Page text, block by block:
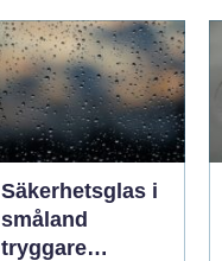
Säkerhetsglas i
småland
tryggare